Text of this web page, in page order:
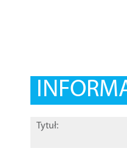
Tytuł: